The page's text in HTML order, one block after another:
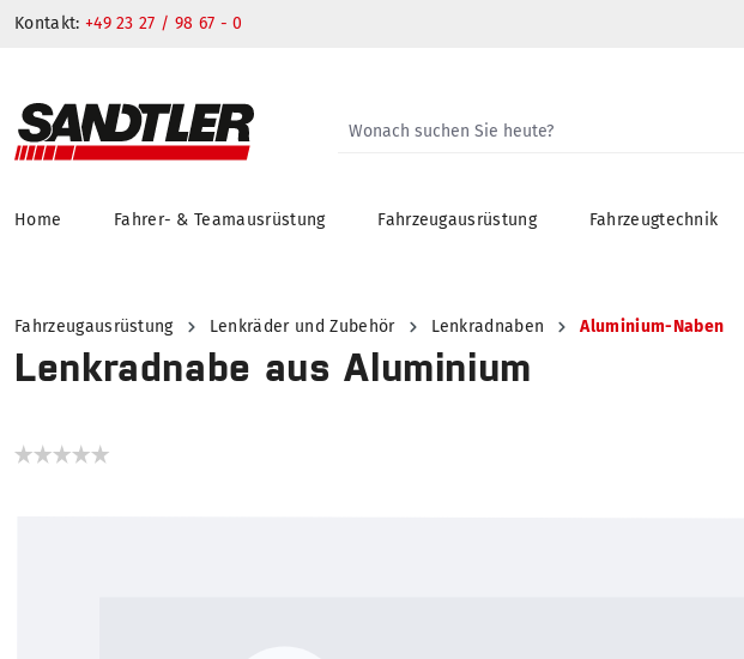
Kontakt: +49 23 27 / 98 67 - 0
Home Fahrer- & Teamausrüstung Fahrzeugausrüstung Fahrzeugtechnik
Fahrzeugausrüstung Lenkräder und Zubehör Lenkradnaben Aluminium-Naben
Lenkradnabe aus Aluminium